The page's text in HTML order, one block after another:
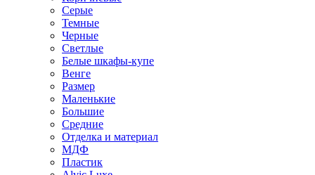
Серые
Темные
Черные
Светлые
Белые шкафы-купе
Венге
Размер
Маленькие
Большие
Средние
Отделка и материал
МДФ
Пластик